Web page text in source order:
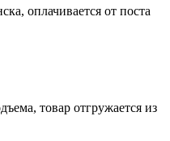
оплачивается от поста
товар отгружается из